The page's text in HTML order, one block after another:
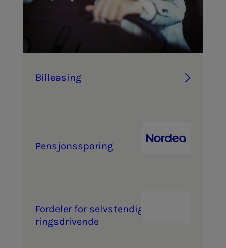
Bil­­­le­as­ing
Pen­­­sjons­­­s­­pa­ring
For­­­de­­­ler for selv­­­s­­ten­­­dig næ­­­
rings­­­dri­­­ven­­­de